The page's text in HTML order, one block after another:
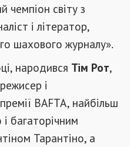
чемпіон світу з
і літератор,
шахового журналу».
народився Тім Рот,
і
BAFTA, найбільш
багаторічним
Тарантіно, а